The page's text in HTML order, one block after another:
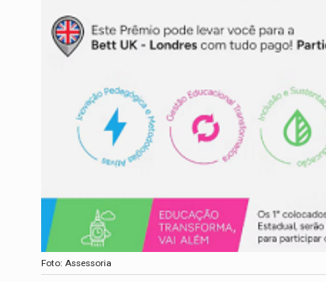
Foto: Assessoria